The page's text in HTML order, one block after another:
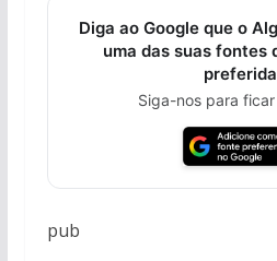
Diga ao Google que o
uma das suas fontes
Siga-nos para
pub